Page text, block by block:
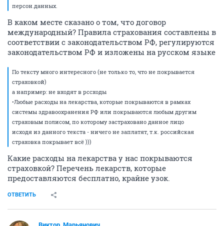
персон.данных.
В каком месте сказано о том, что договор
международный? Правила страхования составлены в
соответствии с законодательством РФ, регулируются
законодательством РФ и изложены на русском языке
По тексту много интересного (не только то, что не покрывается
страховкой)
а например: не входят в рссходы
•Любые расходы на лекарства, которые покрываются в рамках
системы здравоохранения РФ или покрываются любым другим
страховым полисом, по которому застраховано данное лицо
исходя из данного текста - ничего не заплатят, т.к. российская
страховка покрывает всё )))
Какие расходы на лекарства у нас покрываются
страховкой? Перечень лекарств, которые
предоставляются бесплатно, крайне узок.
ОТВЕТИТЬ